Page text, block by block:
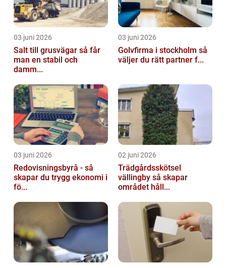
03 juni 2026
Salt till grusvägar så får
man en stabil och
damm...
03 juni 2026
Golvfirma i stockholm så
väljer du rätt partner f...
03 juni 2026
Redovisningsbyrå - så
skapar du trygg ekonomi i
fö...
02 juni 2026
Trädgårdsskötsel
vällingby så skapar
området håll...